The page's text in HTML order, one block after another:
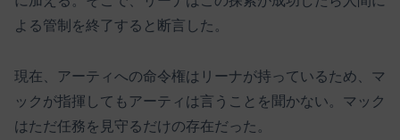
よる管制を終了すると断言した。
現在、アーティへの命令権はリーナが持っているため、マ
ックが指揮してもアーティは言うことを聞かない。マック
はただ任務を見守るだけの存在だった。